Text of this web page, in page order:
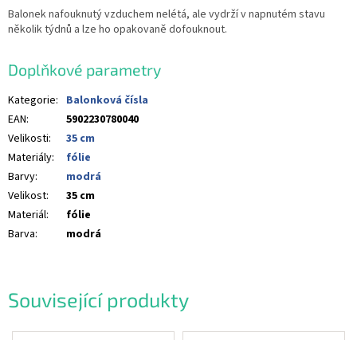
Související produkty
Balonek nafouknutý vzduchem nelétá, ale vydrží v napnutém stavu
několik týdnů a lze ho opakovaně dofouknout.
Doplňkové parametry
Kategorie: Balonková čísla
EAN:
5902230780040
Velikosti:
35 cm
Materiály:
fólie
Barvy:
modrá
Velikost:
35 cm
Materiál:
fólie
Barva: modrá